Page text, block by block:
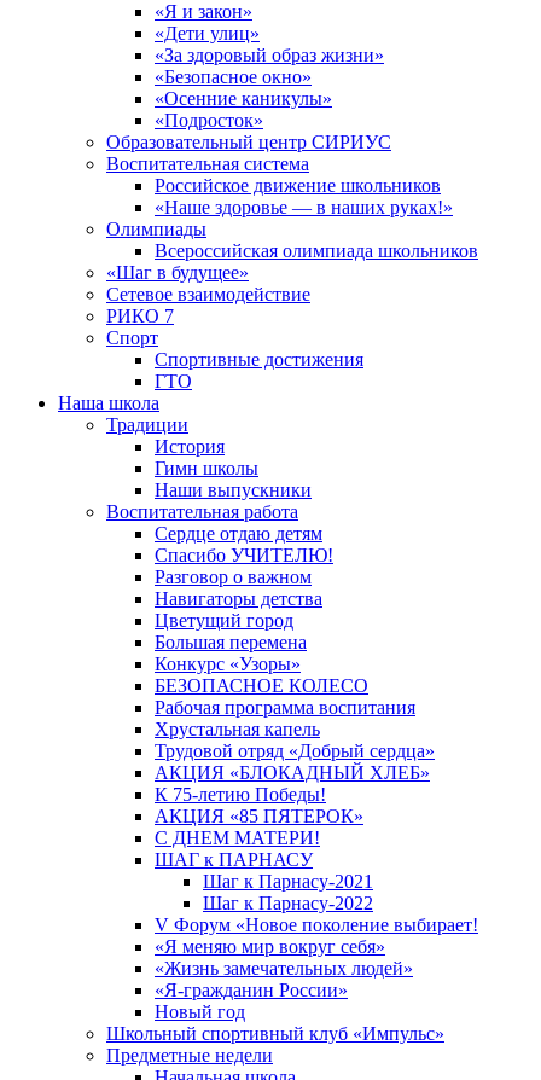
«Я и закон»
«Дети улиц»
«За здоровый образ жизни»
«Безопасное окно»
«Осенние каникулы»
«Подросток»
Образовательный центр СИРИУС
Воспитательная система
Российское движение школьников
«Наше здоровье — в наших руках!»
Олимпиады
Всероссийская олимпиада школьников
«Шаг в будущее»
Сетевое взаимодействие
РИКО 7
Спорт
Спортивные достижения
ГТО
Наша школа
Традиции
История
Гимн школы
Наши выпускники
Воспитательная работа
Сердце отдаю детям
Спасибо УЧИТЕЛЮ!
Разговор о важном
Навигаторы детства
Цветущий город
Большая перемена
Конкурс «Узоры»
БЕЗОПАСНОЕ КОЛЕСО
Рабочая программа воспитания
Хрустальная капель
Трудовой отряд «Добрый сердца»
АКЦИЯ «БЛОКАДНЫЙ ХЛЕБ»
К 75-летию Победы!
АКЦИЯ «85 ПЯТЕРОК»
С ДНЕМ МАТЕРИ!
ШАГ к ПАРНАСУ
Шаг к Парнасу-2021
Шаг к Парнасу-2022
V Форум «Новое поколение выбирает!
«Я меняю мир вокруг себя»
«Жизнь замечательных людей»
«Я-гражданин России»
Новый год
Школьный спортивный клуб «Импульс»
Предметные недели